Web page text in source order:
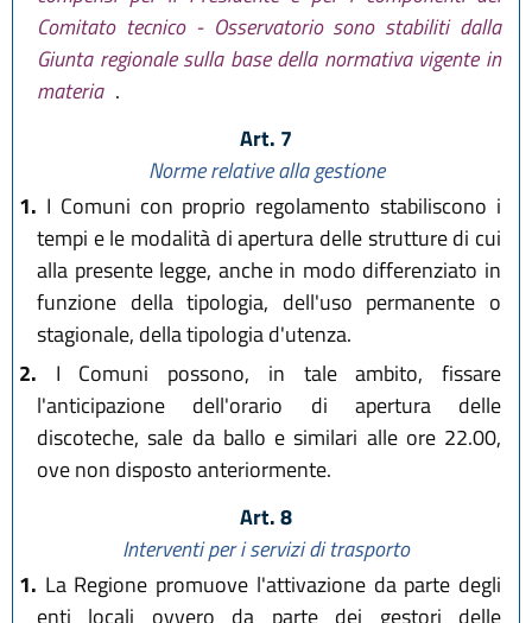
Comitato tecnico - Osservatorio sono stabiliti dalla
Giunta regionale sulla base della normativa vigente in
materia .
Art. 7
Norme relative alla gestione
1. I Comuni con proprio regolamento stabiliscono i
tempi e le modalità di apertura delle strutture di cui
alla presente legge, anche in modo differenziato in
funzione della tipologia, dell'uso permanente o
stagionale, della tipologia d'utenza.
2. I Comuni possono, in tale ambito, fissare
l'anticipazione dell'orario di apertura delle
discoteche, sale da ballo e similari alle ore 22.00,
ove non disposto anteriormente.
Art. 8
Interventi per i servizi di trasporto
1. La Regione promuove l'attivazione da parte degli
enti locali ovvero da parte dei gestori delle